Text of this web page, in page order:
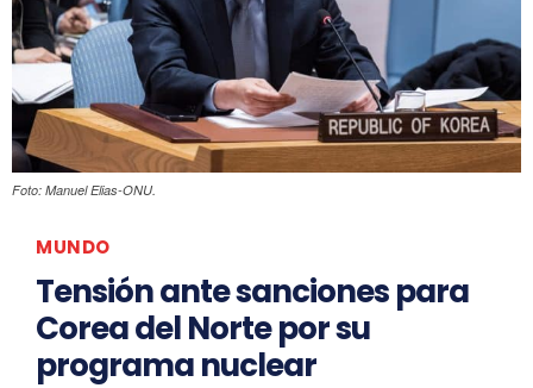
Foto: Manuel Elias-ONU.
MUNDO
Tensión ante sanciones para
Corea del Norte por su
programa nuclear